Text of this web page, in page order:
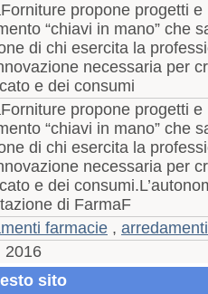
propone progetti
“chiavi in mano” che
di chi esercita la
necessaria per
e dei consumi
propone progetti
“chiavi in mano” che
di chi esercita la
necessaria per
e dei
di FarmaF
farmacie ,
2016
sito